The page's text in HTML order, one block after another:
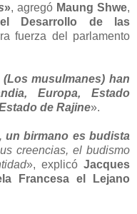
», agregó Maung Shwe,
Desarrollo de las
fuerza del parlamento
(Los musulmanes) han
Europa, Estado
de Rajine».
un birmano es budista
creencias, el budismo
», explicóJacques
Francesa el Lejano